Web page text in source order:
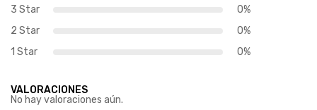
3 Star
0%
2 Star
0%
1 Star
0%
VALORACIONES
No hay valoraciones aún.